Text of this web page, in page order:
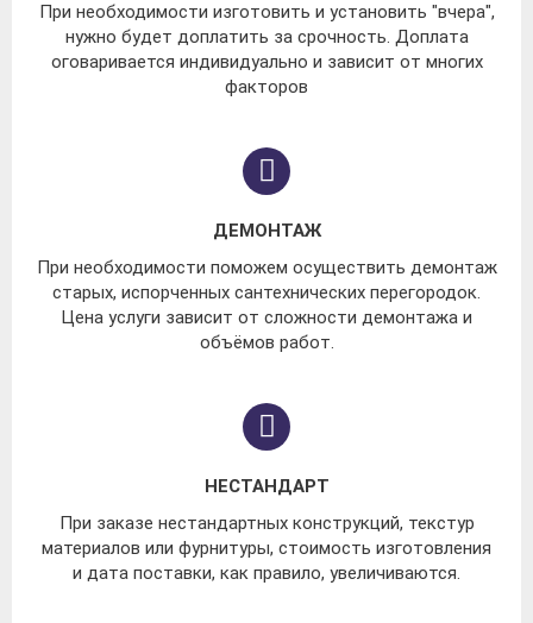
При необходимости изготовить и установить "вчера",
нужно будет доплатить за срочность. Доплата
оговаривается индивидуально и зависит от многих
факторов
ДЕМОНТАЖ
При необходимости поможем осуществить демонтаж
старых, испорченных сантехнических перегородок.
Цена услуги зависит от сложности демонтажа и
объёмов работ.
НЕСТАНДАРТ
При заказе нестандартных конструкций, текстур
материалов или фурнитуры, стоимость изготовления
и дата поставки, как правило, увеличиваются.